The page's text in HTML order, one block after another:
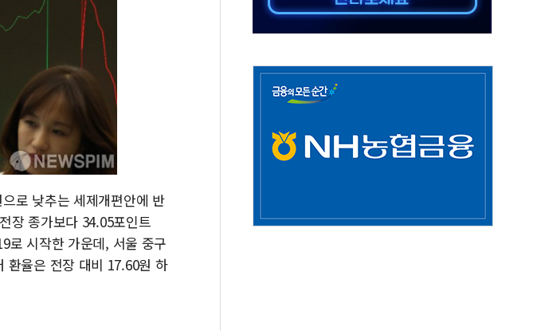
로 낮추는 세제개편안에 반
장 종가보다 34.05포인트
로 시작한 가운데, 서울 중구
환율은 전장 대비 17.60원 하